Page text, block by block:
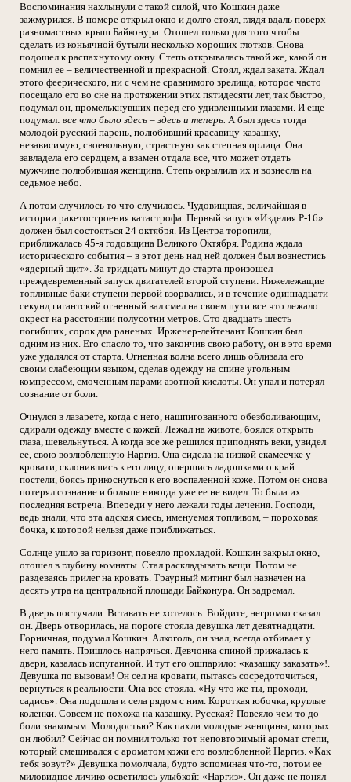
Воспоминания нахлынули с такой силой, что Кошкин даже
зажмурился. В номере открыл окно и долго стоял, глядя вдаль поверх
разномастных крыш Байконура. Отошел только для того чтобы
сделать из коньячной бутыли несколько хороших глотков. Снова
подошел к распахнутому окну. Степь открывалась такой же, какой он
помнил ее – величественной и прекрасной. Стоял, ждал заката. Ждал
этого феерического, ни с чем не сравнимого зрелища, которое часто
посещало его во сне на протяжении этих пятидесяти лет, так быстро,
подумал он, промелькнувших перед его удивленными глазами. И еще
подумал: все что было здесь – здесь и теперь. А был здесь тогда
молодой русский парень, полюбивший красавицу-казашку, –
независимую, своевольную, страстную как степная орлица. Она
завладела его сердцем, а взамен отдала все, что может отдать
мужчине полюбившая женщина. Степь окрылила их и вознесла на
седьмое небо.
А потом случилось то что случилось. Чудовищная, величайшая в
истории ракетостроения катастрофа. Первый запуск «Изделия Р-16»
должен был состояться 24 октября. Из Центра торопили,
приближалась 45-я годовщина Великого Октября. Родина ждала
исторического события – в этот день над ней должен был вознестись
«ядерный щит». За тридцать минут до старта произошел
преждевременный запуск двигателей второй ступени. Нижележащие
топливные баки ступени первой взорвались, и в течение одиннадцати
секунд гигантский огненный вал смел на своем пути все что лежало
окрест на расстоянии полусотни метров. Сто двадцать шесть
погибших, сорок два раненых. Ирженер-лейтенант Кошкин был
одним из них. Его спасло то, что закончив свою работу, он в это время
уже удалялся от старта. Огненная волна всего лишь облизала его
своим слабеющим языком, сделав одежду на спине угольным
компрессом, смоченным парами азотной кислоты. Он упал и потерял
сознание от боли.
Очнулся в лазарете, когда с него, нашпигованного обезболивающим,
сдирали одежду вместе с кожей. Лежал на животе, боялся открыть
глаза, шевельнуться. А когда все же решился приподнять веки, увидел
ее, свою возлюбленную Наргиз. Она сидела на низкой скамеечке у
кровати, склонившись к его лицу, опершись ладошками о край
постели, боясь прикоснуться к его воспаленной коже. Потом он снова
потерял сознание и больше никогда уже ее не видел. То была их
последняя встреча. Впереди у него лежали годы лечения. Господи,
ведь знали, что эта адская смесь, именуемая топливом, – пороховая
бочка, к которой нельзя даже приближаться.
Солнце ушло за горизонт, повеяло прохладой. Кошкин закрыл окно,
отошел в глубину комнаты. Стал раскладывать вещи. Потом не
раздеваясь прилег на кровать. Траурный митинг был назначен на
десять утра на центральной площади Байконура. Он задремал.
В дверь постучали. Вставать не хотелось. Войдите, негромко сказал
он. Дверь отворилась, на пороге стояла девушка лет девятнадцати.
Горничная, подумал Кошкин. Алкоголь, он знал, всегда отбивает у
него память. Пришлось напрячься. Девчонка спиной прижалась к
двери, казалась испуганной. И тут его ошпарило: «казашку заказать»!.
Девушка по вызовам! Он сел на кровати, пытаясь сосредоточиться,
вернуться к реальности. Она все стояла. «Ну что же ты, проходи,
садись». Она подошла и села рядом с ним. Короткая юбочка, круглые
коленки. Совсем не похожа на казашку. Русская? Повеяло чем-то до
боли знакомым. Молодостью? Как пахли молодые женщины, которых
он любил? Сейчас он помнил только тот неповторимый аромат степи,
который смешивался с ароматом кожи его возлюбленной Наргиз. «Как
тебя зовут?» Девушка помолчала, будто вспоминая что-то, потом ее
миловидное личико осветилось улыбкой: «Наргиз». Он даже не понял